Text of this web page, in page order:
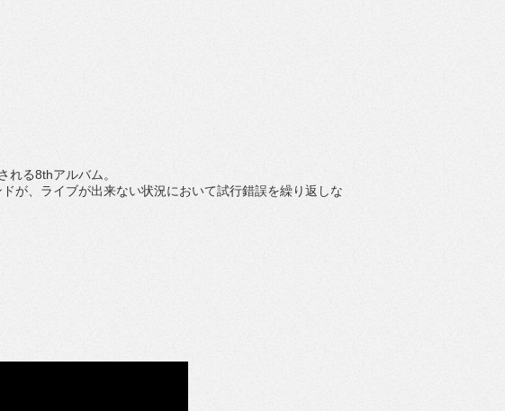
れる8thアルバム。
が、ライブが出来ない状況において試行錯誤を繰り返しな